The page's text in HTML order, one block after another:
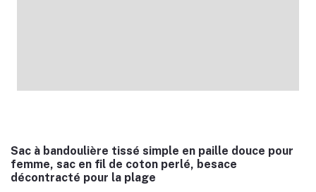
Sac à bandoulière tissé simple en paille douce pour
femme, sac en fil de coton perlé, besace
décontracté pour la plage